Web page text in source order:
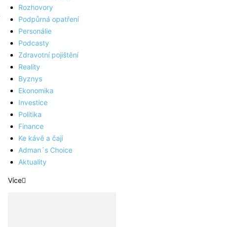
Rozhovory
Podpůrná opatření
Personálie
Podcasty
Zdravotní pojištění
Reality
Byznys
Ekonomika
Investice
Politika
Finance
Ke kávě a čaji
Adman´s Choice
Aktuality
Více